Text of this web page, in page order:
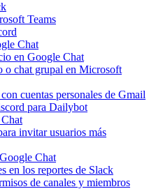
Teams
Chat
en Google Chat
o chat grupal en Microsoft
cuentas personales de Gmail
para Dailybot
invitar usuarios más
Chat
en los reportes de Slack
de canales y miembros